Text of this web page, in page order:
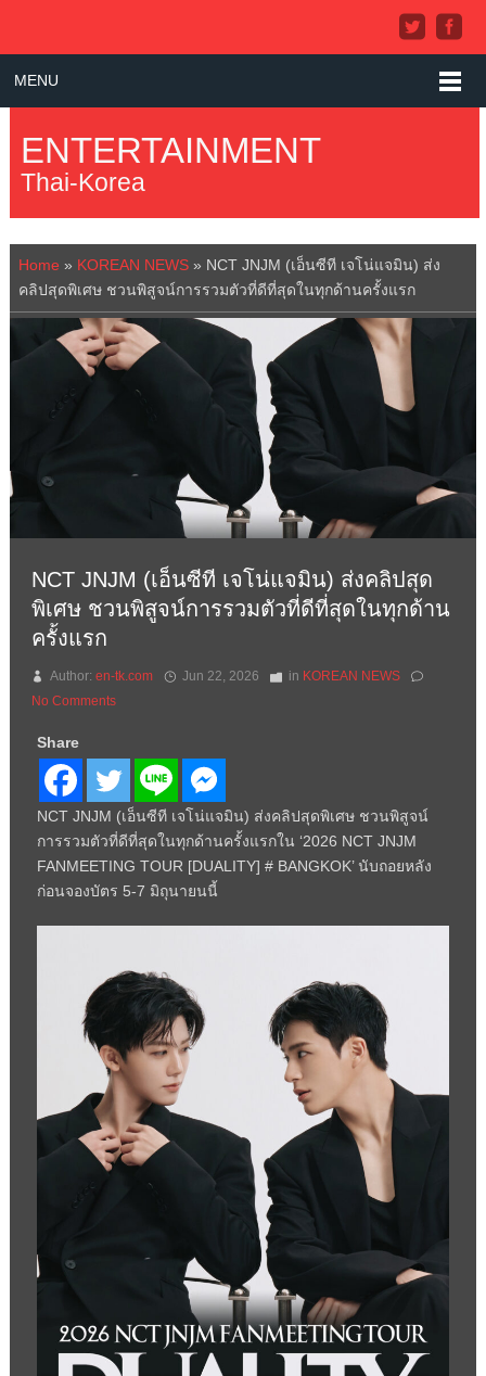
MENU
ENTERTAINMENT
Thai-Korea
Home » KOREAN NEWS» NCT JNJM (เอ็นซีที เจโน่แจมิน) ส่ง
คลิปสุดพิเศษ ชวนพิสูจน์การรวมตัวที่ดีที่สุดในทุกด้านครั้งแรก
NCT JNJM (เอ็นซีที เจโน่แจมิน) ส่งคลิปสุด
พิเศษ ชวนพิสูจน์การรวมตัวที่ดีที่สุดในทุกด้าน
ครั้งแรก
Author: en-tk.com Jun 22, 2026 in KOREAN NEWS
No Comments
Share
NCT JNJM (เอ็นซีที เจโน่แจมิน) ส่งคลิปสุดพิเศษ ชวนพิสูจน์
การรวมตัวที่ดีที่สุดในทุกด้านครั้งแรกใน ‘2026 NCT JNJM
FANMEETING TOUR [DUALITY] # BANGKOK’ นับถอยหลัง
ก่อนจองบัตร 5-7 มิถุนายนนี้